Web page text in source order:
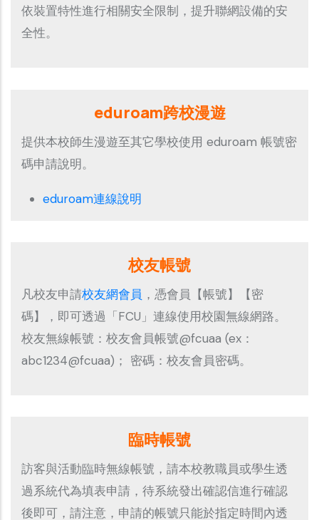
依裝置特性進行相關安全限制，提升聯網設備的安
全性。
eduroam跨校漫遊
提供本校師生漫遊至其它學校使用 eduroam 帳號密
碼申請說明。
eduroam連線說明
校友帳號
凡校友申請校友網會員 ，憑會員【帳號】【密
碼】，即可透過「FCU」連線使用校園無線網路。
校友無線帳號：校友會員帳號@fcuaa (ex：
abc1234@fcuaa)； 密碼：校友會員密碼。
臨時帳號
訪客與活動臨時無線帳號，請本校教職員或學生透
過系統代為填表申請，待系統發出確認信進行確認
後即可，請注意，申請的帳號只能於指定時間內透